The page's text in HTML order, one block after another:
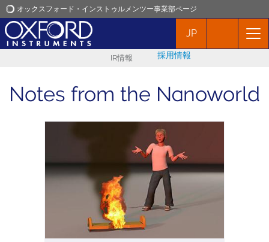
オックスフォード・インストゥルメンツー事業部ページ
オックスフォード・インストゥルメンツ
ニュース
イベント
お問い合わせ
JP
IR情報 採用情報
Notes from the Nanoworld